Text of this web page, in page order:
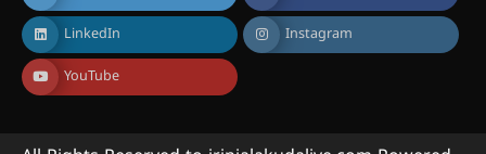
LinkedIn Instagram
YouTube